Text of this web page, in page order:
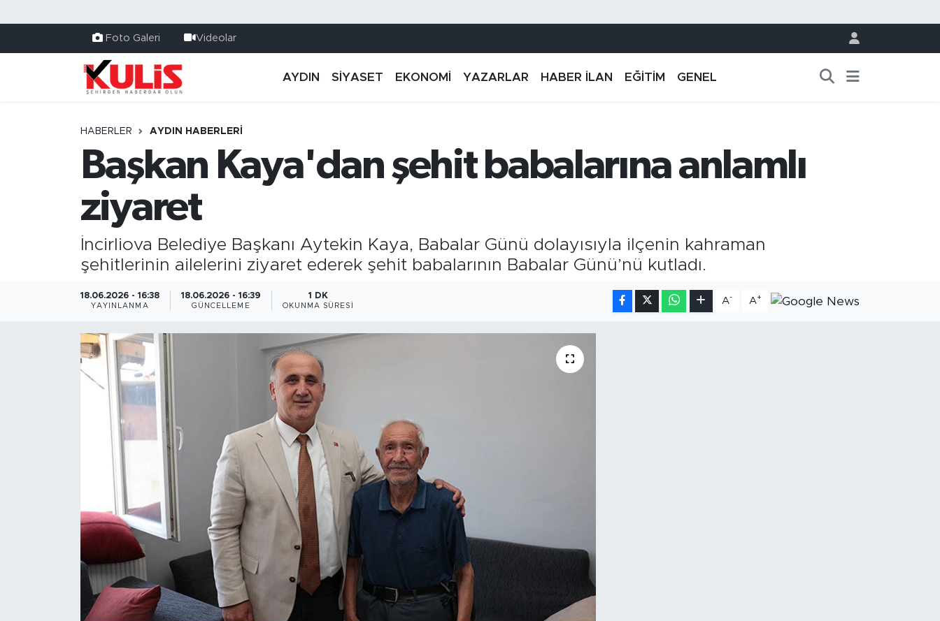
Foto Galeri Videolar
AYDIN SİYASET EKONOMİ YAZARLAR HABER İLAN EĞİTİM GENEL
HABERLER AYDIN HABERLERI
Başkan Kaya'dan şehit babalarına anlamlı
ziyaret
İncirliova Belediye Başkanı Aytekin Kaya, Babalar Günü dolayısıyla ilçenin kahraman
şehitlerinin ailelerini ziyaret ederek şehit babalarının Babalar Günü’nü kutladı.
18.06.2026 - 16:38
YAYINLANMA
18.06.2026 - 16:39
GÜNCELLEME
1 DK
OKUNMA SÜRESI
A- A+